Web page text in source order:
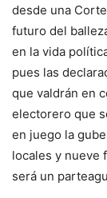
desde una
futuro del
en la vida
pues las
que valdrán en
electorero que
en juego la
locales y nueve
será un